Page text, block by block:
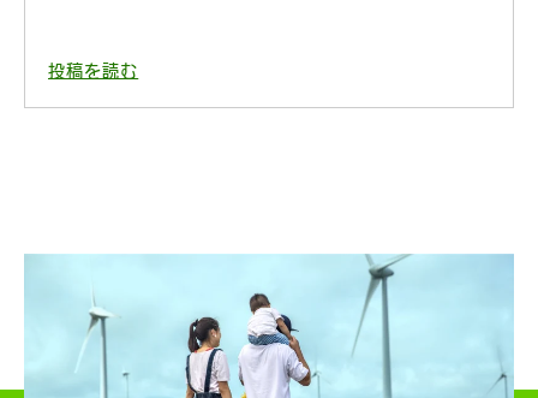
投稿を読む